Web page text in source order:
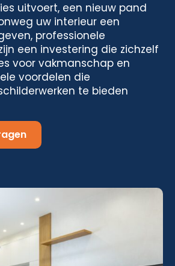
uitvoert, een nieuw pand
uw interieur een
professionele
een investering die zichzelf
voor vakmanschap en
voordelen die
te bieden